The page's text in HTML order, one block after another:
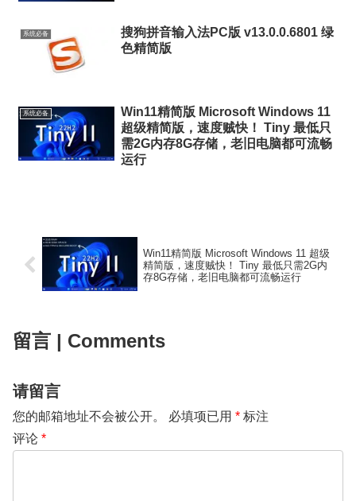
系统必备
搜狗拼音输入法PC版 v13.0.0.6801 绿
色精简版
系统必备
Win11精简版 Microsoft Windows 11
超级精简版，速度贼快！ Tiny 最低只
需2G内存8G存储，老旧电脑都可流畅
运行
Win11精简版 Microsoft Windows 11 超级
精简版，速度贼快！ Tiny 最低只需2G内
存8G存储，老旧电脑都可流畅运行
留言 | Comments
请留言
您的邮箱地址不会被公开。 必填项已用 * 标注
评论 *